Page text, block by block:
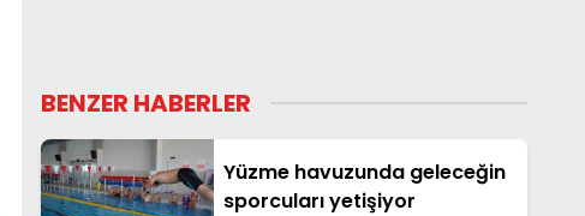
BENZER HABERLER
Yüzme havuzunda geleceğin
sporcuları yetişiyor